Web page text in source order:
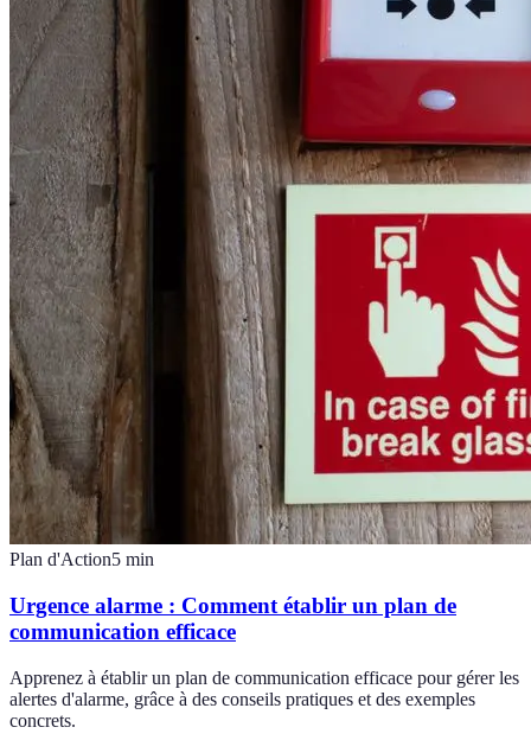
Plan d'Action5 min
Urgence alarme : Comment établir un plan de
communication efficace
Apprenez à établir un plan de communication efficace pour gérer les
alertes d'alarme, grâce à des conseils pratiques et des exemples
concrets.